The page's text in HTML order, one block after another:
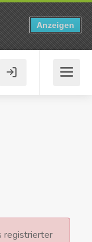
registrierter
Anzeigen